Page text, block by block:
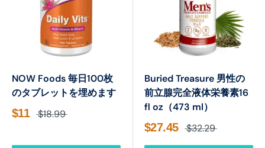
NOW Foods 毎日100枚
のタブレットを埋めます
$11 $18.99
Buried Treasure 男性の
前立腺完全液体栄養素16
fl oz（473 ml）
$27.45 $32.29